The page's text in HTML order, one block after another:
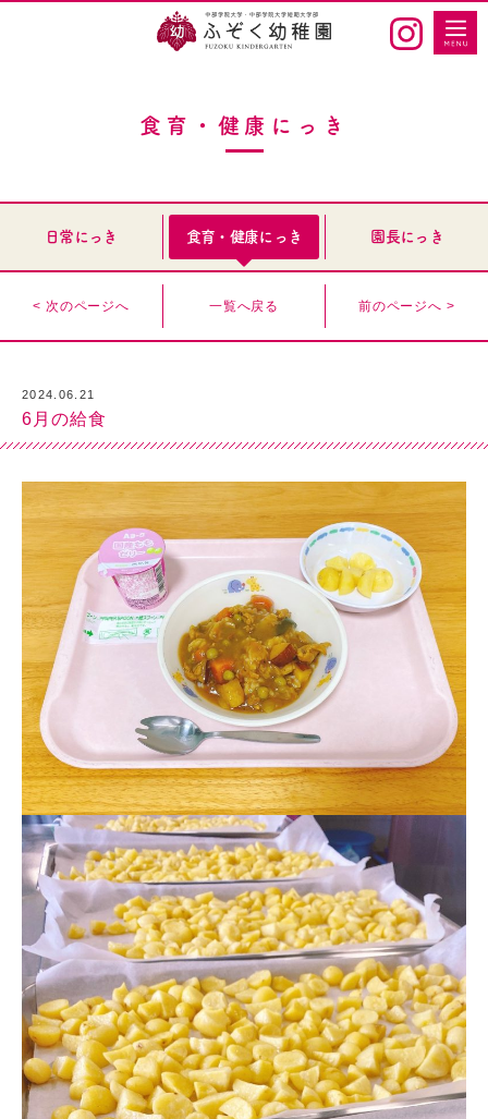
食育・健康にっき
日常にっき 食育・健康にっき 園長にっき
< 次のページへ 一覧へ戻る 前のページへ >
2024.06.21
6月の給食